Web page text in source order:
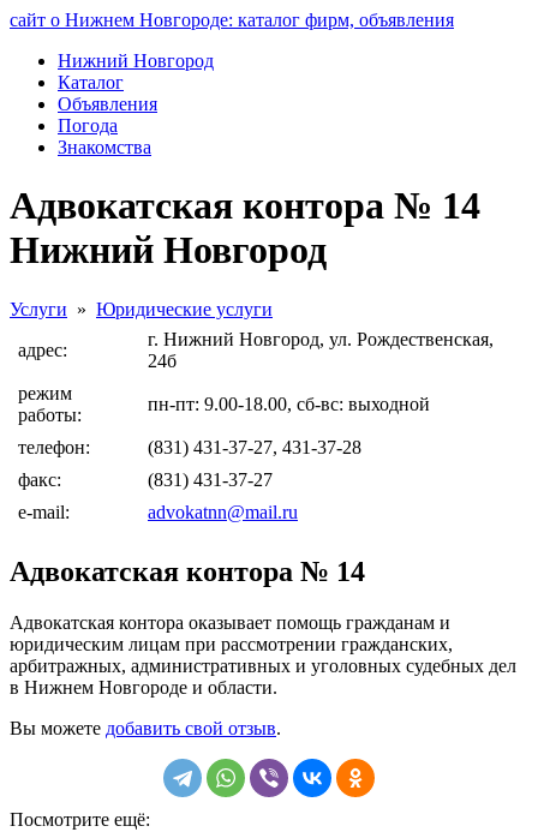
сайт о Нижнем Новгороде: каталог фирм, объявления
Нижний Новгород
Каталог
Объявления
Погода
Знакомства
Адвокатская контора № 14
Нижний Новгород
Услуги » Юридические услуги
адрес:
г. Нижний Новгород, ул. Рождественская,
24б
режим
работы:
пн-пт: 9.00-18.00, сб-вс: выходной
телефон:
(831) 431-37-27, 431-37-28
факс:
(831) 431-37-27
e-mail:
advokatnn@mail.ru
Адвокатская контора № 14
Адвокатская контора оказывает помощь гражданам и
юридическим лицам при рассмотрении гражданских,
арбитражных, административных и уголовных судебных дел
в Нижнем Новгороде и области.
Вы можете добавить свой отзыв.
Посмотрите ещё: